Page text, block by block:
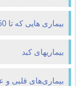
بیماری هایی که تا 50 سالگی ممکن است مبتلا شویم
بیماریهای کبد
بیماری‌های قلبی